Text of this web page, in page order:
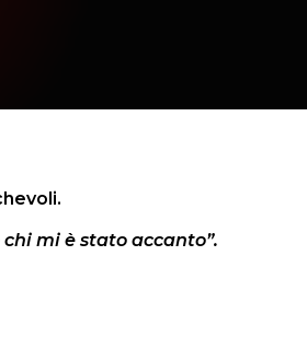
mi è stato accanto”.